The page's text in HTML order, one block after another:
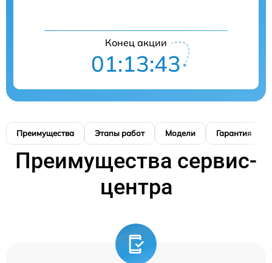
Конец акции
01:13:42
Преимущества Этапы работ Модели Гарантия
Преимущества сервис-
центра